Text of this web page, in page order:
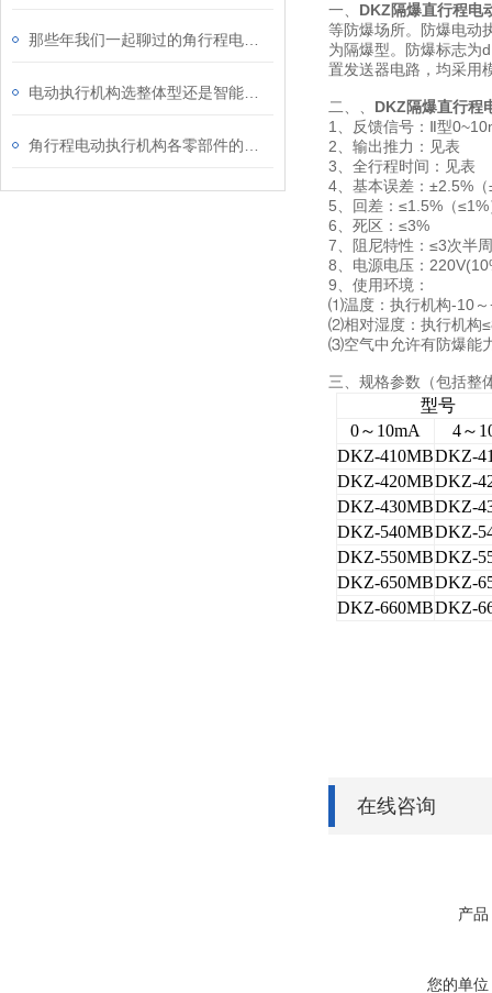
一、 DKZ隔爆直行程电
等防爆场所。防爆电动
为隔爆型。防爆标志为
置发送器电路，均采用
二、
DKZ隔爆直行程
1、反馈信号：Ⅱ型
2、输出推力：见表
3、全行程时间：见表
4、基本误差：±2.5%
5、回差：≤1.5%（≤1%
6、死区：≤3%
7、阻尼特性：≤3次半
8、电源电压：
9、使用环境：
⑴温度：执行机构-10
⑵相对湿度：执行机构
⑶空气中允许有防爆能
三、规格参数（包括整
型号
0～10mA
4～
DKZ-410MBDKZ-
DKZ-420MBDKZ-
DKZ-430MBDKZ-
DKZ-540MBDKZ-
DKZ-550MBDKZ-
DKZ-650MBDKZ-
DKZ-660MBDKZ-
在线咨询
产品
您的单位